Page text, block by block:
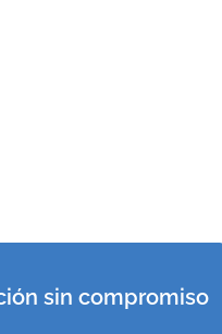
sin compromiso